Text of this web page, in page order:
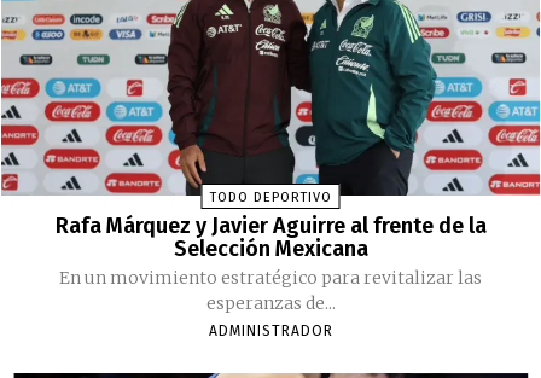
TODO DEPORTIVO
Rafa Márquez y Javier Aguirre al frente de la
Selección Mexicana
En un movimiento estratégico para revitalizar las
esperanzas de...
ADMINISTRADOR